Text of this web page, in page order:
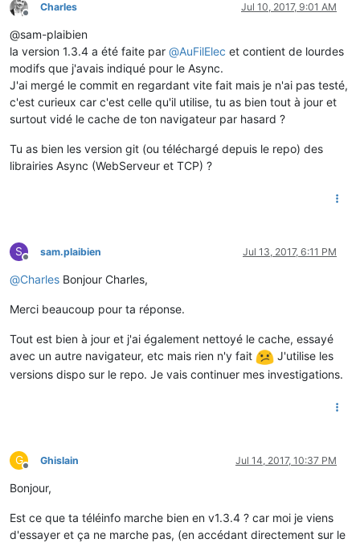
Offline
Charles Jul 10, 2017, 9:01 AM
@sam-plaibien
la version 1.3.4 a été faite par @AuFilElec et contient de lourdes
modifs que j'avais indiqué pour le Async.
J'ai mergé le commit en regardant vite fait mais je n'ai pas testé,
c'est curieux car c'est celle qu'il utilise, tu as bien tout à jour et
surtout vidé le cache de ton navigateur par hasard ?
Tu as bien les version git (ou téléchargé depuis le repo) des
librairies Async (WebServeur et TCP) ?
S
Offline
sam.plaibien Jul 13, 2017, 6:11 PM
@Charles Bonjour Charles,
Merci beaucoup pour ta réponse.
Tout est bien à jour et j'ai également nettoyé le cache, essayé
avec un autre navigateur, etc mais rien n'y fait
J'utilise les
versions dispo sur le repo. Je vais continuer mes investigations.
G
Offline
Ghislain Jul 14, 2017, 10:37 PM
Bonjour,
Est ce que ta téléinfo marche bien en v1.3.4 ? car moi je viens
d'essayer et ça ne marche pas, (en accédant directement sur le